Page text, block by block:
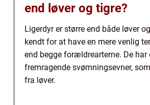
end løver og tigre?
Ligerdyr er større end både løver
kendt for at have en mere venlig
end begge forældrearterne. De har
fremragende svømningsevner,
fra løver.